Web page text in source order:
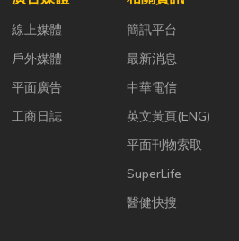
司賺錢的戰
略！真正厲
害...
平，到住宅基
礎開挖，挖土
機早已成為...
線上媒體
戶外媒體
平面廣告
工商日誌
簡訊平台
最新消息
中華電信
英文黃頁(ENG)
平面刊物索取
SuperLife
醫健快搜